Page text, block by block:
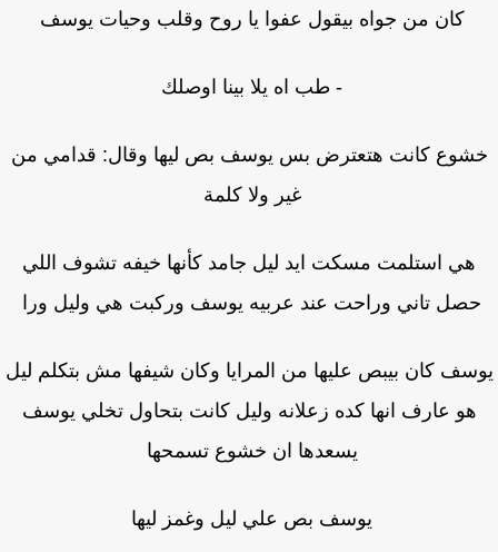
كان من جواه بيقول عفوا يا روح وقلب وحيات يوسف
- طب اه يلا بينا اوصلك
كانت هتعترض بس يوسف بص ليها وقال: قدامي من
غير ولا كلمة
هي استلمت مسكت ايد ليل جامد كأنها خيفه تشوف اللي
تاني وراحت عند عربيه يوسف وركبت هي وليل ورا
كان بيبص عليها من المرايا وكان شيفها مش بتكلم ليل
هو عارف انها كده زعلانه وليل كانت بتحاول تخلي يوسف
يسعدها ان خشوع تسمحها
يوسف بص علي ليل وغمز ليها